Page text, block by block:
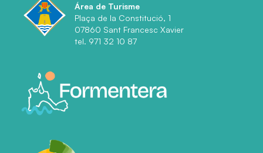
Área de Turisme
Plaça de la Constitució, 1
07860 Sant Francesc Xavier
tel. 971 32 10 87